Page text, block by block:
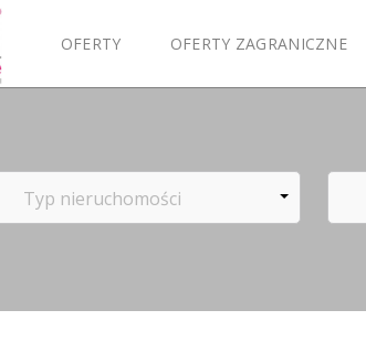
OFERTY OFERTY ZAGRANICZNE
Typ nieruchomości